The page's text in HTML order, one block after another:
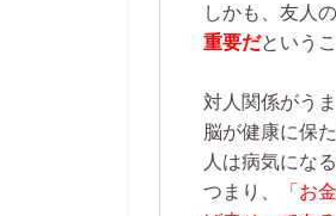
しかも、友人
重要だという
対人関係がう
脳が健康に保
人は病気にな
つまり、
「お